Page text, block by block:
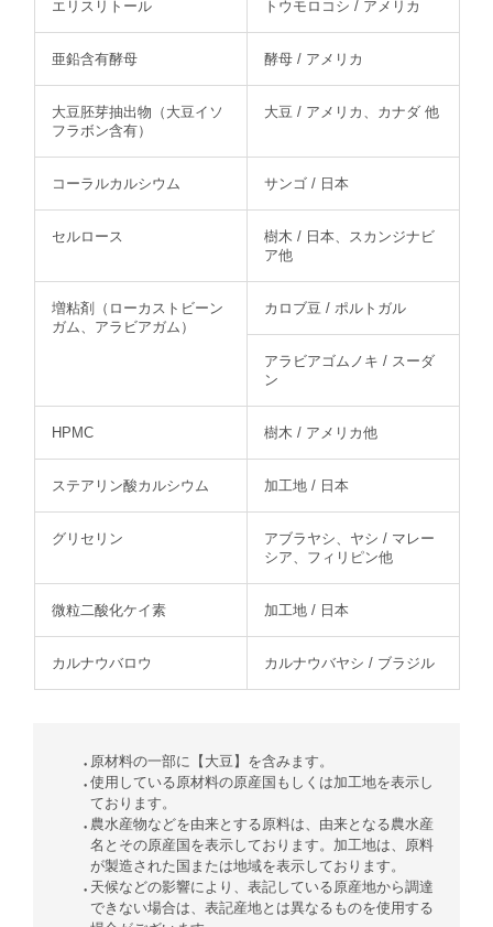
エリスリトール トウモロコシ / アメリカ
亜鉛含有酵母 酵母 / アメリカ
大豆胚芽抽出物（大豆イソ
フラボン含有）
大豆 / アメリカ、カナダ 他
コーラルカルシウム サンゴ / 日本
セルロース
樹木 / 日本、スカンジナビ
ア他
増粘剤（ローカストビーン
ガム、アラビアガム）
カロブ豆 / ポルトガル
アラビアゴムノキ / スーダ
ン
HPMC 樹木 / アメリカ他
ステアリン酸カルシウム 加工地 / 日本
グリセリン
アブラヤシ、ヤシ / マレー
シア、フィリピン他
微粒二酸化ケイ素 加工地 / 日本
カルナウバロウ カルナウバヤシ / ブラジル
原材料の一部に【大豆】を含みます。
使用している原材料の原産国もしくは加工地を表示し
ております。
農水産物などを由来とする原料は、由来となる農水産
名とその原産国を表示しております。加工地は、原料
が製造された国または地域を表示しております。
天候などの影響により、表記している原産地から調達
できない場合は、表記産地とは異なるものを使用する